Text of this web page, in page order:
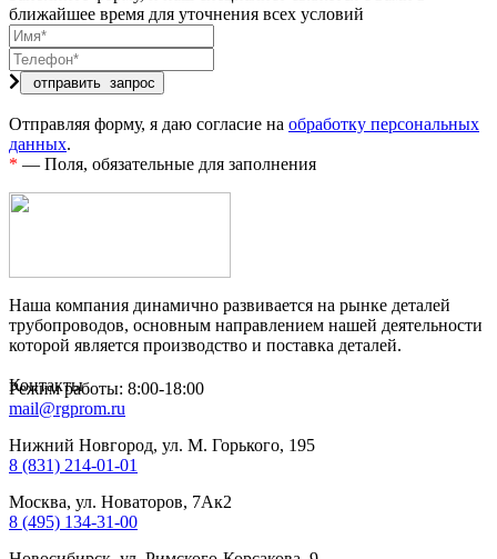
ближайшее время для уточнения всех условий
Отправляя форму, я даю согласие на обработку персональных
данных.
* — Поля, обязательные для заполнения
Наша компания динамично развивается на рынке деталей
трубопроводов, основным направлением нашей деятельности
которой является производство и поставка деталей.
Контакты
Режим работы: 8:00-18:00
mail@rgprom.ru
Нижний Новгород, ул. М. Горького, 195
8 (831) 214-01-01
Москва, ул. Новаторов, 7Ак2
8 (495) 134-31-00